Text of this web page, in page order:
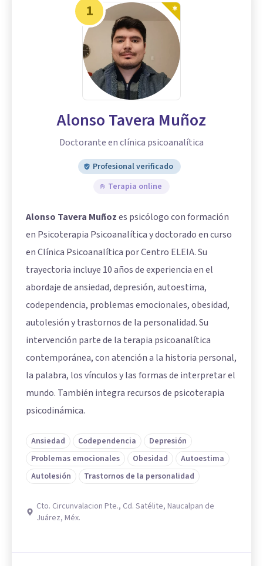
1
Alonso Tavera Muñoz
Doctorante en clínica psicoanalítica
Profesional verificado
Terapia online
Alonso Tavera Muñozes psicólogo con formación
en Psicoterapia Psicoanalítica y doctorado en curso
en Clínica Psicoanalítica por Centro ELEIA. Su
trayectoria incluye 10 años de experiencia en el
abordaje de ansiedad, depresión, autoestima,
codependencia, problemas emocionales, obesidad,
autolesión y trastornos de la personalidad. Su
intervención parte de la terapia psicoanalítica
contemporánea, con atención a la historia personal,
la palabra, los vínculos y las formas de interpretar el
mundo. También integra recursos de psicoterapia
psicodinámica.
Ansiedad Codependencia
Depresión
Problemas emocionales
Obesidad
Autoestima
Autolesión
Trastornos de la personalidad
Cto. Circunvalacion Pte., Cd. Satélite, Naucalpan de
Juárez, Méx.